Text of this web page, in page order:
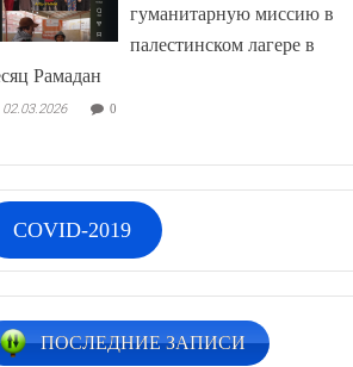
гуманитарную миссию в
палестинском лагере в
Рамадан
02.03.2026 0
COVID-2019
ПОСЛЕДНИЕ ЗАПИСИ